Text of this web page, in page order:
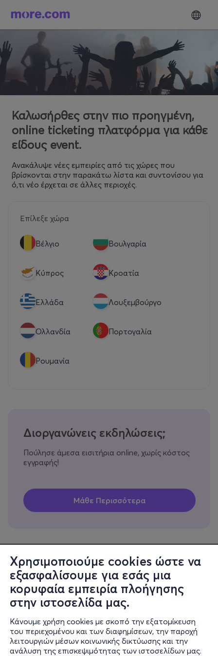
Χρησιμοποιούμε cookies ώστε να
εξασφαλίσουμε για εσάς μια
κορυφαία εμπειρία πλοήγησης
στην ιστοσελίδα μας.
Κάνουμε χρήση cookies με σκοπό την εξατομίκευση
του περιεχομένου και των διαφημίσεων, την παροχή
λειτουργιών μέσων κοινωνικής δικτύωσης και την
ανάλυση της επισκεψιμότητας των ιστοσελίδων μας.
Καλωσήρθες στην πιο προηγμένη,
online ticketing πλατφόρμα για κάθε
είδους event.
Ανακάλυψε νέες εμπειρίες από τις χώρες που
βρίσκονται στην παρακάτω λίστα και συντονίσου για
ό,τι νέο έρχεται σε άλλες περιοχές.
Επίλεξε χώρα
Βέλγιο Βουλγαρία
Κύπρος Κροατία
Eλλάδα Λουξεμβούργο
Ολλανδία Πορτογαλία
Ρουμανία
Διοργανώνεις εκδηλώσεις;
Πούλησε άμεσα εισιτήρια online, χωρίς κόστος
εγγραφής!
Πληροφορίες
Υποστήριξη
Stay Connected